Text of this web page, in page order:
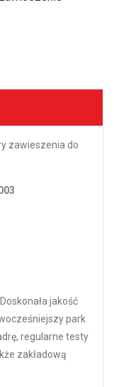
zawieszenia do
jakość
park
regularne testy
zakładową